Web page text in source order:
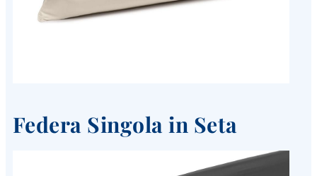
Federa Singola in Seta